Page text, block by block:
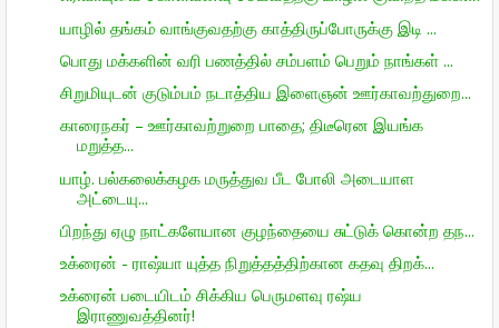
யாழில் தங்கம் வாங்குவதற்கு காத்திருப்போருக்கு இடி ...
பொது மக்களின் வரி பணத்தில் சம்பளம் பெறும் நாங்கள் ...
சிறுமியுடன் குடும்பம் நடாத்திய இளைஞன் ஊர்காவற்துறை...
காரைநகர் – ஊர்காவற்றுறை பாதை; திடீரென இயங்க
மறுத்த...
யாழ். பல்கலைக்கழக மருத்துவ பீட போலி அடையாள
அட்டையு...
பிறந்து ஏழு நாட்களேயான குழந்தையை சுட்டுக் கொன்ற தந...
உக்ரைன் - ராஷ்யா யுத்த நிறுத்தத்திற்கான கதவு திறக்...
உக்ரைன் படையிடம் சிக்கிய பெருமளவு ரஷ்ய
இராணுவத்தினர்!